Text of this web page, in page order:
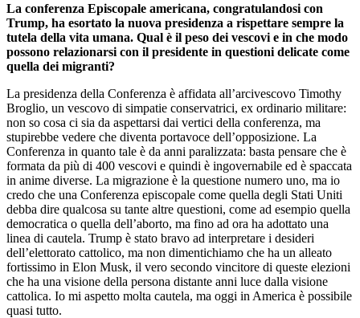
La conferenza Episcopale americana, congratulandosi con
Trump, ha esortato la nuova presidenza a rispettare sempre la
tutela della vita umana. Qual è il peso dei vescovi e in che modo
possono relazionarsi con il presidente in questioni delicate come
quella dei migranti?
La presidenza della Conferenza è affidata all’arcivescovo Timothy
Broglio, un vescovo di simpatie conservatrici, ex ordinario militare:
non so cosa ci sia da aspettarsi dai vertici della conferenza, ma
stupirebbe vedere che diventa portavoce dell’opposizione. La
Conferenza in quanto tale è da anni paralizzata: basta pensare che è
formata da più di 400 vescovi e quindi è ingovernabile ed è spaccata
in anime diverse. La migrazione è la questione numero uno, ma io
credo che una Conferenza episcopale come quella degli Stati Uniti
debba dire qualcosa su tante altre questioni, come ad esempio quella
democratica o quella dell’aborto, ma fino ad ora ha adottato una
linea di cautela. Trump è stato bravo ad interpretare i desideri
dell’elettorato cattolico, ma non dimentichiamo che ha un alleato
fortissimo in Elon Musk, il vero secondo vincitore di queste elezioni
che ha una visione della persona distante anni luce dalla visione
cattolica. Io mi aspetto molta cautela, ma oggi in America è possibile
quasi tutto.